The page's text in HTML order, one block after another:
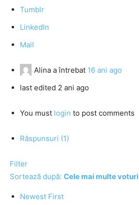
Tumblr
LinkedIn
Mail
Alina a întrebat 16 ani ago
last edited 2 ani ago
You must login to post comments
Răspunsuri (1)
Filter
Sortează după: Cele mai multe voturi
Newest First